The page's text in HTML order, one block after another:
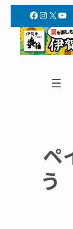
Facebook
X
ペ
う